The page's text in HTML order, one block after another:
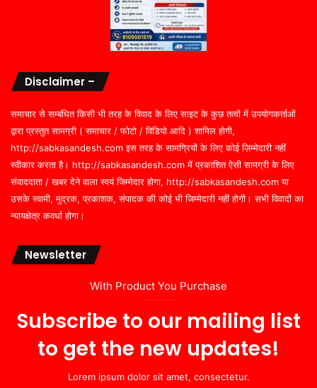
Disclaimer –
समाचार से सम्बंधित किसी भी तरह के विवाद के लिए साइट के कुछ तत्वों में उपयोगकर्ताओं
द्वारा प्रस्तुत सामग्री ( समाचार / फोटो / विडियो आदि ) शामिल होगी,
http://sabkasandesh.com इस तरह के सामग्रियों के लिए कोई ज़िम्मेदारी नहीं
स्वीकार करता है। http://sabkasandesh.com में प्रकाशित ऐसी सामग्री के लिए
संवाददाता / खबर देने वाला स्वयं जिम्मेदार होगा, http://sabkasandesh.com या
उसके स्वामी, मुद्रक, प्रकाशक, संपादक की कोई भी जिम्मेदारी नहीं होगी। सभी विवादों का
न्यायक्षेत्र कवर्धा होगा।
Newsletter
With Product You Purchase
Subscribe to our mailing list
to get the new updates!
Lorem ipsum dolor sit amet, consectetur.